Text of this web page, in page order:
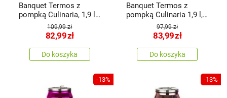
Banquet Termos z
pompką Culinaria, 1,9 l,
stal nierdzewna
109,99 zł
82,99zł
Do koszyka
Banquet Termos z
pompką Culinaria 1,9 l,
97,99 zł
83,99zł
Do koszyka
-13% -13%